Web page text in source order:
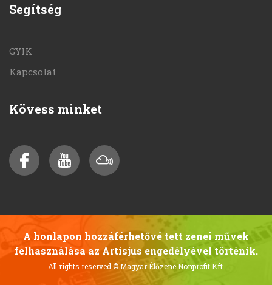
Segítség
GYIK
Kapcsolat
Kövess minket
A honlapon hozzáférhetővé tett zenei művek
felhasználása az Artisjus engedélyével történik.
All rights reserved © Magyar Élőzene Nonprofit Kft.